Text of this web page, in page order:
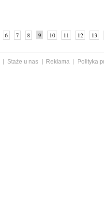
6 7 8 9 10 11 12 13
Staże u nas Reklama
Polityka